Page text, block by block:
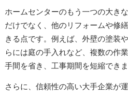
ホームセンターのもう一つの大き
だけでなく、他のリフォームや修
きる点です。例えば、外壁の塗装
らには庭の手入れなど、複数の作
手間を省き、工事期間を短縮できま
さらに、信頼性の高い大手企業が